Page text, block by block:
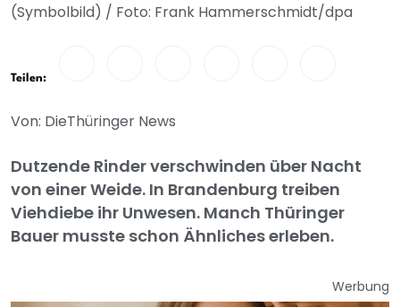
(Symbolbild) / Foto: Frank Hammerschmidt/dpa
Teilen:
Von: DieThüringer News
Dutzende Rinder verschwinden über Nacht
von einer Weide. In Brandenburg treiben
Viehdiebe ihr Unwesen. Manch Thüringer
Bauer musste schon Ähnliches erleben.
Werbung